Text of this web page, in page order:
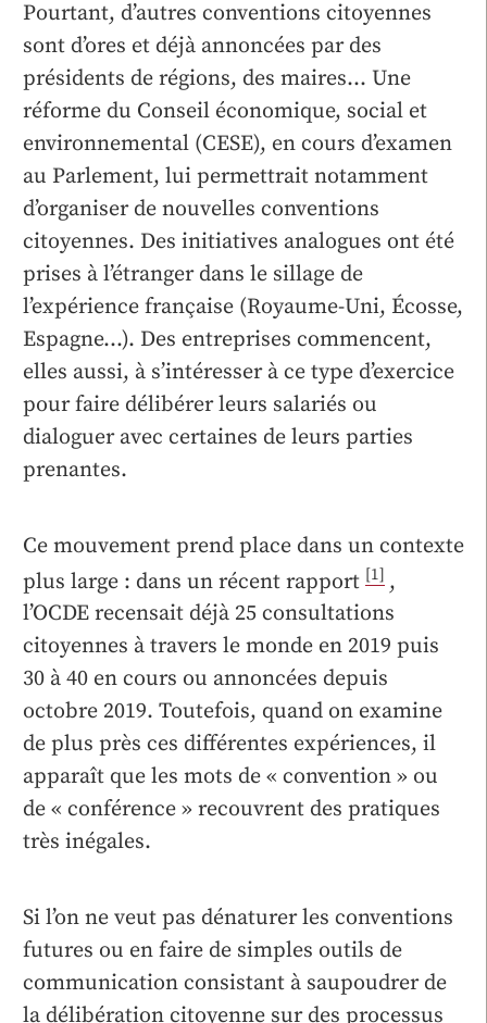
Pourtant, d’autres conventions citoyennes
sont d’ores et déjà annoncées par des
présidents de régions, des maires… Une
réforme du Conseil économique, social et
environnemental (CESE), en cours d’examen
au Parlement, lui permettrait notamment
d’organiser de nouvelles conventions
citoyennes. Des initiatives analogues ont été
prises à l’étranger dans le sillage de
l’expérience française (Royaume-Uni, Écosse,
Espagne…). Des entreprises commencent,
elles aussi, à s’intéresser à ce type d’exercice
pour faire délibérer leurs salariés ou
dialoguer avec certaines de leurs parties
prenantes.
Ce mouvement prend place dans un contexte
plus large : dans un récent rapport [1] ,
l’OCDE recensait déjà 25 consultations
citoyennes à travers le monde en 2019 puis
30 à 40 en cours ou annoncées depuis
octobre 2019. Toutefois, quand on examine
de plus près ces différentes expériences, il
apparaît que les mots de « convention » ou
de « conférence » recouvrent des pratiques
très inégales.
Si l’on ne veut pas dénaturer les conventions
futures ou en faire de simples outils de
communication consistant à saupoudrer de
la délibération citoyenne sur des processus